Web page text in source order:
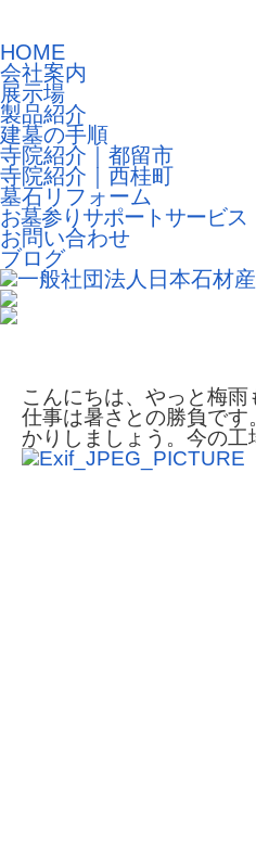
HOME
会社案内
展示場
製品紹介
建墓の手順
寺院紹介｜都留市
寺院紹介｜西桂町
墓石リフォーム
お墓参りサポートサービス
お問い合わせ
ブログ
こんにちは、やっと梅
仕事は暑さとの勝負で
かりしましょう。今の工